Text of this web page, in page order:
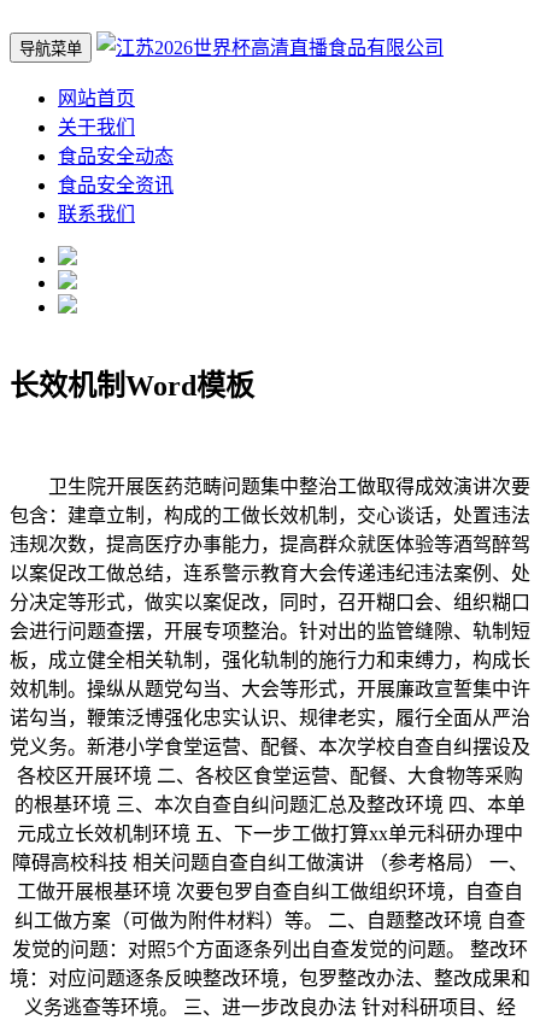
导航菜单
网站首页
关于我们
食品安全动态
食品安全资讯
联系我们
长效机制Word模板
卫生院开展医药范畴问题集中整治工做取得成效演讲次要
包含：建章立制，构成的工做长效机制，交心谈话，处置违法
违规次数，提高医疗办事能力，提高群众就医体验等酒驾醉驾
以案促改工做总结，连系警示教育大会传递违纪违法案例、处
分决定等形式，做实以案促改，同时，召开糊口会、组织糊口
会进行问题查摆，开展专项整治。针对出的监管缝隙、轨制短
板，成立健全相关轨制，强化轨制的施行力和束缚力，构成长
效机制。操纵从题党勾当、大会等形式，开展廉政宣誓集中许
诺勾当，鞭策泛博强化忠实认识、规律老实，履行全面从严治
党义务。新港小学食堂运营、配餐、本次学校自查自纠摆设及
各校区开展环境 二、各校区食堂运营、配餐、大食物等采购
的根基环境 三、本次自查自纠问题汇总及整改环境 四、本单
元成立长效机制环境 五、下一步工做打算xx单元科研办理中
障碍高校科技 相关问题自查自纠工做演讲 （参考格局） 一、
工做开展根基环境 次要包罗自查自纠工做组织环境，自查自
纠工做方案（可做为附件材料）等。 二、自题整改环境 自查
发觉的问题：对照5个方面逐条列出自查发觉的问题。 整改环
境：对应问题逐条反映整改环境，包罗整改办法、整改成果和
义务逃查等环境。 三、进一步改良办法 针对科研项目、经